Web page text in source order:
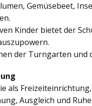
Gemüsebeet,
Kinder bietet der
der Turngarten und
als
Ausgleich und